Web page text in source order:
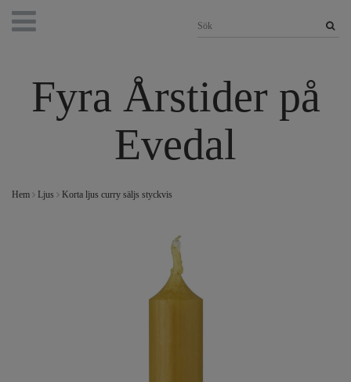
Fyra Årstider på
Evedal
Hem Ljus Korta ljus curry säljs styckvis